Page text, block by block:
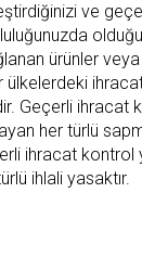
ve
ürünler
Geçerli ihracat
her türlü
ihracat kontrol
ihlali yasaktır.